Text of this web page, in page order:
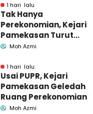
1 hari lalu
Tak Hanya
Perekonomian, Kejari
Pamekasan Turut
Geledah Ruang
Jasa
Moh Azmi
1 hari lalu
Usai PUPR, Kejari
Pamekasan Geledah
Ruang Perekonomian
Moh Azmi